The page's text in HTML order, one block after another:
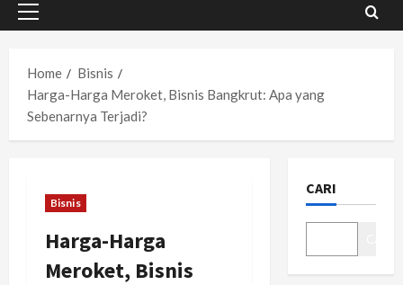
Primary
Home
Bisnis
Harga-Harga Meroket, Bisnis Bangkrut: Apa yang
Sebenarnya Terjadi?
Bisnis
Harga-Harga
Meroket, Bisnis
CARI